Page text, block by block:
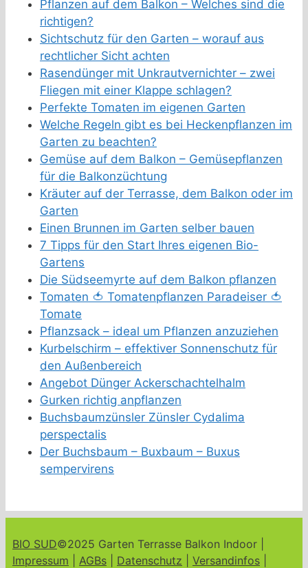
Pflanzen auf dem Balkon – Welches sind die
richtigen?
Sichtschutz für den Garten – worauf aus
rechtlicher Sicht achten
Rasendünger mit Unkrautvernichter – zwei
Fliegen mit einer Klappe schlagen?
Perfekte Tomaten im eigenen Garten
Welche Regeln gibt es bei Heckenpflanzen im
Garten zu beachten?
Gemüse auf dem Balkon – Gemüsepflanzen
für die Balkonzüchtung
Kräuter auf der Terrasse, dem Balkon oder im
Garten
Einen Brunnen im Garten selber bauen
7 Tipps für den Start Ihres eigenen Bio-
Gartens
Die Südseemyrte auf dem Balkon pflanzen
Tomaten 🍅 Tomatenpflanzen Paradeiser 🍅
Tomate
Pflanzsack – ideal um Pflanzen anzuziehen
Kurbelschirm – effektiver Sonnenschutz für
den Außenbereich
Angebot Dünger Ackerschachtelhalm
Gurken richtig anpflanzen
Buchsbaumzünsler Zünsler Cydalima
perspectalis
Der Buchsbaum – Buxbaum – Buxus
sempervirens
BIO SUD©2025 Garten Terrasse Balkon Indoor |
Impressum
AGBs Datenschutz Versandinfos